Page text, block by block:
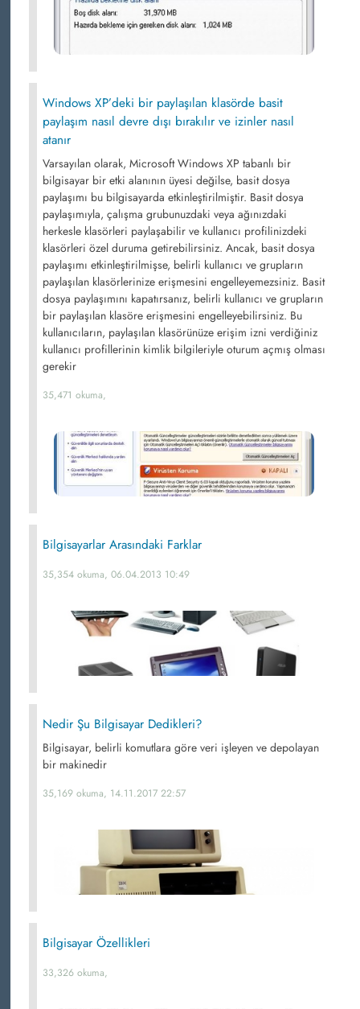
Windows XP’deki bir paylaşılan klasörde basit
paylaşım nasıl devre dışı bırakılır ve izinler nasıl
atanır
Varsayılan olarak, Microsoft Windows XP tabanlı bir
bilgisayar bir etki alanının üyesi değilse, basit dosya
paylaşımı bu bilgisayarda etkinleştirilmiştir. Basit dosya
paylaşımıyla, çalışma grubunuzdaki veya ağınızdaki
herkesle klasörleri paylaşabilir ve kullanıcı profilinizdeki
klasörleri özel duruma getirebilirsiniz. Ancak, basit dosya
paylaşımı etkinleştirilmişse, belirli kullanıcı ve grupların
paylaşılan klasörlerinize erişmesini engelleyemezsiniz. Basit
dosya paylaşımını kapatırsanız, belirli kullanıcı ve grupların
bir paylaşılan klasöre erişmesini engelleyebilirsiniz. Bu
kullanıcıların, paylaşılan klasörünüze erişim izni verdiğiniz
kullanıcı profillerinin kimlik bilgileriyle oturum açmış olması
gerekir
35,471 okuma,
Bilgisayarlar Arasındaki Farklar
35,354 okuma, 06.04.2013 10:49
Nedir Şu Bilgisayar Dedikleri?
Bilgisayar, belirli komutlara göre veri işleyen ve depolayan
bir makinedir
35,169 okuma, 14.11.2017 22:57
Bilgisayar Özellikleri
33,326 okuma,